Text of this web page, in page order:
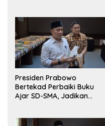
Presiden Prabowo
Bertekad Perbaiki Buku
Ajar SD-SMA, Jadikan